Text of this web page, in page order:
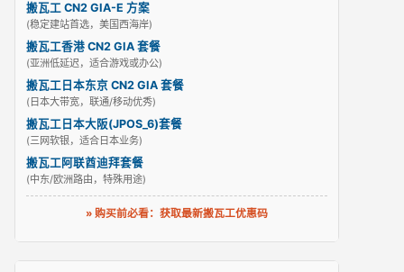
搬瓦工 CN2 GIA-E 方案
(稳定建站首选，美国西海岸)
搬瓦工香港 CN2 GIA 套餐
(亚洲低延迟，适合游戏或办公)
搬瓦工日本东京 CN2 GIA 套餐
(日本大带宽，联通/移动优秀)
搬瓦工日本大阪(JPOS_6)套餐
(三网软银，适合日本业务)
搬瓦工阿联酋迪拜套餐
(中东/欧洲路由，特殊用途)
» 购买前必看：获取最新搬瓦工优惠码